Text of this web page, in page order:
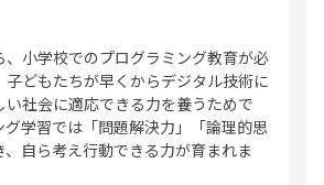
、小学校でのプログラミング教育が必
どもたちが早くからデジタル技術に
社会に適応できる力を養うためで
学習では「問題解決力」「論理的思
自ら考え行動できる力が育まれま